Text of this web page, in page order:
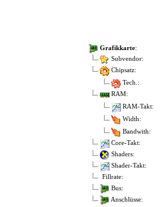
Grafikkarte:
Subvendor:
Chipsatz:
Tech.:
RAM:
RAM-Takt:
Width:
Bandwith:
Core-Takt:
Shaders:
Shader-Takt:
Fillrate:
Bus:
Anschlüsse: